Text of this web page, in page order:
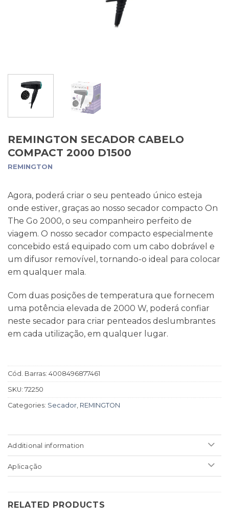
REMINGTON SECADOR CABELO
COMPACT 2000 D1500
REMINGTON
Agora, poderá criar o seu penteado único esteja
onde estiver, graças ao nosso secador compacto On
The Go 2000, o seu companheiro perfeito de
viagem. O nosso secador compacto especialmente
concebido está equipado com um cabo dobrável e
um difusor removível, tornando-o ideal para colocar
em qualquer mala.
Com duas posições de temperatura que fornecem
uma potência elevada de 2000 W, poderá confiar
neste secador para criar penteados deslumbrantes
em cada utilização, em qualquer lugar.
Cód. Barras: 4008496877461
SKU: 72250
Categories: Secador, REMINGTON
Additional information
Aplicação
RELATED PRODUCTS